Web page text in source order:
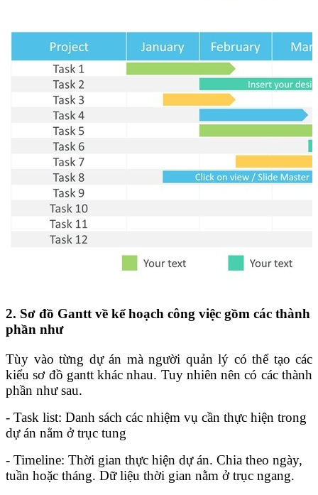
2. Sơ đồ Gantt về kế hoạch công việc gồm các thành
phần như
Tùy vào từng dự án mà người quản lý có thể tạo các
kiểu sơ đồ gantt khác nhau. Tuy nhiên nên có các thành
phần như sau.
- Task list: Danh sách các nhiệm vụ cần thực hiện trong
dự án nằm ở trục tung
- Timeline: Thời gian thực hiện dự án. Chia theo ngày,
tuần hoặc tháng. Dữ liệu thời gian nằm ở trục ngang.